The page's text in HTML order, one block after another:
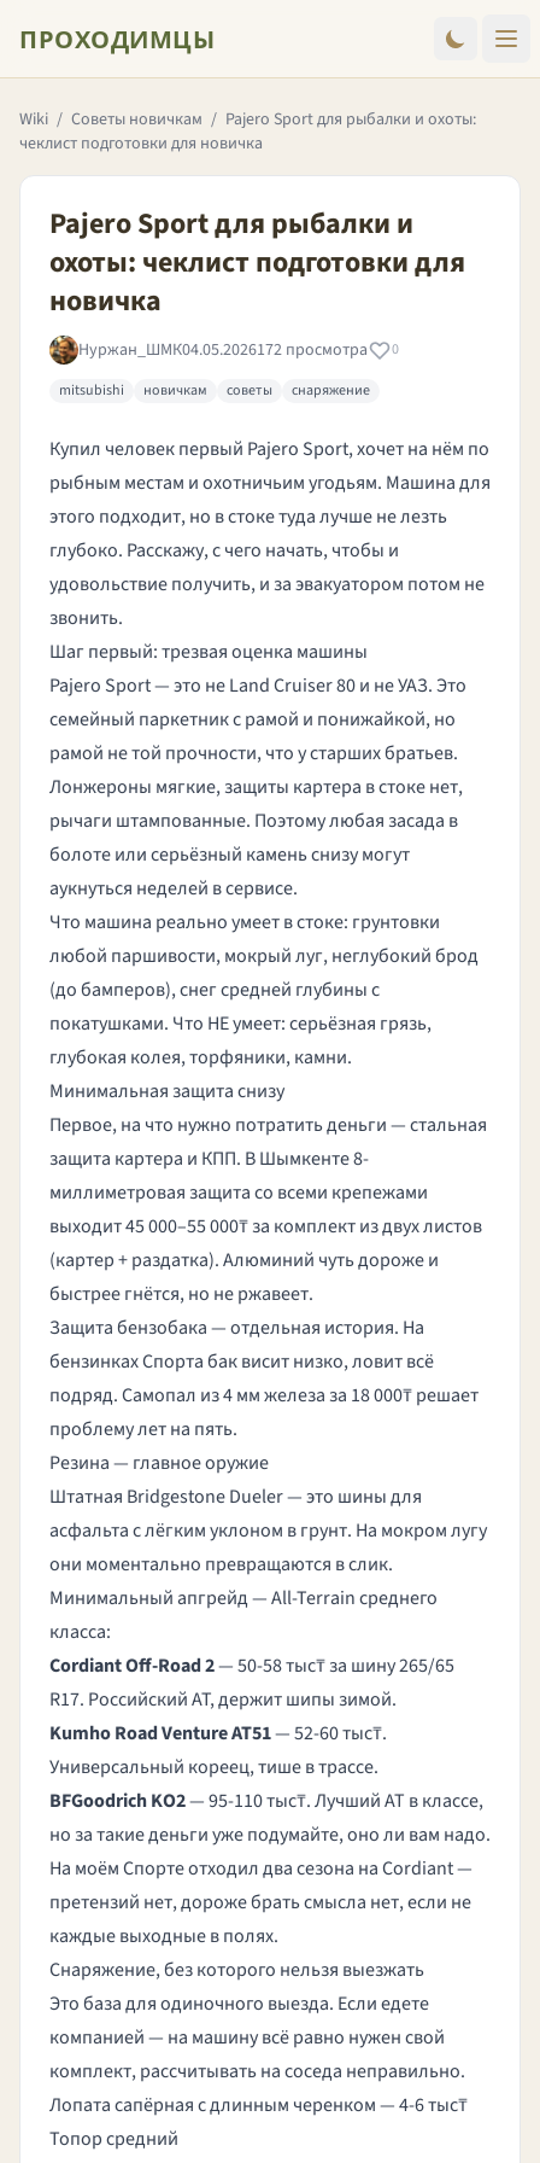
ПРОХОДИМЦЫ
Wiki / Советы новичкам / Pajero Sport для рыбалки и охоты:
чеклист подготовки для новичка
Pajero Sport для рыбалки и
охоты: чеклист подготовки для
новичка
Нуржан_ШМК04.05.2026172 просмотра
0
mitsubishi
новичкам советы снаряжение
Купил человек первый Pajero Sport, хочет на нём по
рыбным местам и охотничьим угодьям. Машина для
этого подходит, но в стоке туда лучше не лезть
глубоко. Расскажу, с чего начать, чтобы и
удовольствие получить, и за эвакуатором потом не
звонить.
Шаг первый: трезвая оценка машины
Pajero Sport — это не Land Cruiser 80 и не УАЗ. Это
семейный паркетник с рамой и понижайкой, но
рамой не той прочности, что у старших братьев.
Лонжероны мягкие, защиты картера в стоке нет,
рычаги штампованные. Поэтому любая засада в
болоте или серьёзный камень снизу могут
аукнуться неделей в сервисе.
Что машина реально умеет в стоке: грунтовки
любой паршивости, мокрый луг, неглубокий брод
(до бамперов), снег средней глубины с
покатушками. Что НЕ умеет: серьёзная грязь,
глубокая колея, торфяники, камни.
Минимальная защита снизу
Первое, на что нужно потратить деньги — стальная
защита картера и КПП. В Шымкенте 8-
миллиметровая защита со всеми крепежами
выходит 45 000–55 000₸ за комплект из двух листов
(картер + раздатка). Алюминий чуть дороже и
быстрее гнётся, но не ржавеет.
Защита бензобака — отдельная история. На
бензинках Спорта бак висит низко, ловит всё
подряд. Самопал из 4 мм железа за 18 000₸ решает
проблему лет на пять.
Резина — главное оружие
Штатная Bridgestone Dueler — это шины для
асфальта с лёгким уклоном в грунт. На мокром лугу
они моментально превращаются в слик.
Минимальный апгрейд — All-Terrain среднего
класса:
Cordiant Off-Road 2— 50-58 тыс₸ за шину 265/65
R17. Российский AT, держит шипы зимой.
Kumho Road Venture AT51— 52-60 тыс₸.
Универсальный кореец, тише в трассе.
BFGoodrich KO2— 95-110 тыс₸. Лучший AT в классе,
но за такие деньги уже подумайте, оно ли вам надо.
На моём Спорте отходил два сезона на Cordiant —
претензий нет, дороже брать смысла нет, если не
каждые выходные в полях.
Снаряжение, без которого нельзя выезжать
Это база для одиночного выезда. Если едете
компанией — на машину всё равно нужен свой
комплект, рассчитывать на соседа неправильно.
Лопата сапёрная с длинным черенком — 4-6 тыс₸
Топор средний